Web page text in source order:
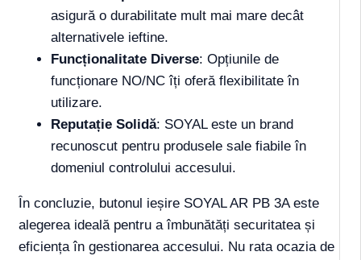
asigură o durabilitate mult mai mare decât
alternativele ieftine.
Funcționalitate Diverse: Opțiunile de
funcționare NO/NC îți oferă flexibilitate în
utilizare.
Reputație Solidă: SOYAL este un brand
recunoscut pentru produsele sale fiabile în
domeniul controlului accesului.
În concluzie, butonul ieșire SOYAL AR PB 3A este
alegerea ideală pentru a îmbunătăți securitatea și
eficiența în gestionarea accesului. Nu rata ocazia de